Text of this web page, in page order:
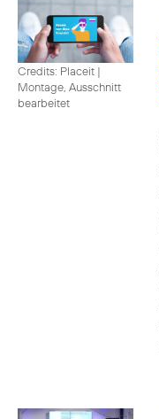
Credits: Placeit |
Montage, Ausschnitt
bearbeitet